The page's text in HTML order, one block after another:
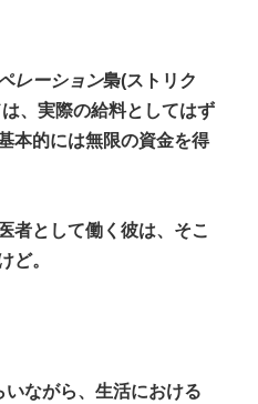
レーション梟(ストリク
、実際の給料としてはず
本的には無限の資金を得
者として働く彼は、そこ
ど。
いながら、生活における